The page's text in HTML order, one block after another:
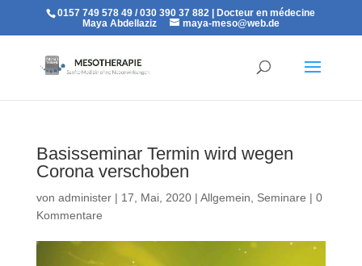
0157 749 578 49 / 030 390 37 882 | Docteur en médecine
Maya Abdellaziz
maya-meso@web.de
Basisseminar Termin wird wegen
Corona verschoben
von administer| 17, Mai, 2020| Allgemein Seminare | 0
Kommentare